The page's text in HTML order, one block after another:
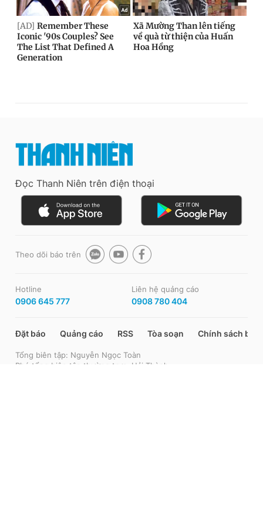
Đọc Thanh Niên trên điện thoại
Theo dõi báo trên
Hotline
0906 645 777
Liên hệ quảng cáo
0908 780 404
Đặt báo Quảng cáo RSS Tòa soạn Chính sách bảo
Tổng biên tập: Nguyễn Ngọc Toàn
Phó tổng biên tập thường trực: Hải Thành